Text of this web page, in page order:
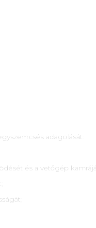
és a vetőgép